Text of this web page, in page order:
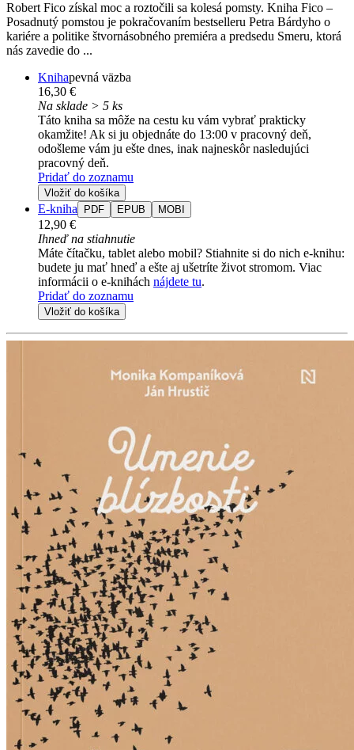
Robert Fico získal moc a roztočili sa kolesá pomsty. Kniha Fico –
Posadnutý pomstou je pokračovaním bestselleru Petra Bárdyho o
kariére a politike štvornásobného premiéra a predsedu Smeru, ktorá
nás zavedie do ...
Knihapevná väzba
16,30 €
Na sklade > 5 ks
Táto kniha sa môže na cestu ku vám vybrať prakticky
okamžite! Ak si ju objednáte do 13:00 v pracovný deň,
odošleme vám ju ešte dnes, inak najneskôr nasledujúci
pracovný deň.
Pridať do zoznamu
Vložiť do košíka
E-kniha PDF EPUB MOBI
12,90 €
Ihneď na stiahnutie
Máte čítačku, tablet alebo mobil? Stiahnite si do nich e-knihu:
budete ju mať hneď a ešte aj ušetríte život stromom. Viac
informácii o e-knihách nájdete tu.
Pridať do zoznamu
Vložiť do košíka